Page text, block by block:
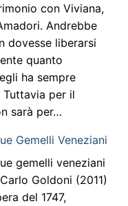
con Viviana,
Andrebbe
dovesse liberarsi
quanto
ha sempre
per il
sarà per…
Gemelli Veneziani
gemelli veneziani
Goldoni (2011)
del 1747,